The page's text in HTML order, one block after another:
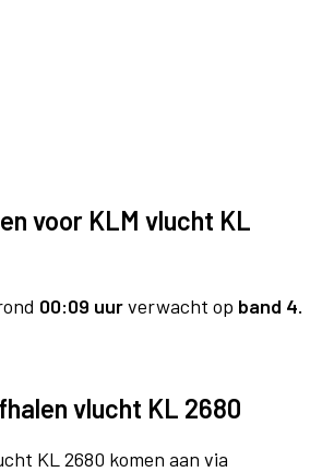
voor KLM vlucht KL
00:09 uurverwacht op band 4.
vlucht KL 2680
KL 2680 komen aan via